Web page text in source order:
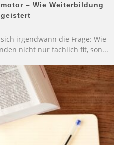
– Wie Weiterbildung
irgendwann die Frage: Wie
nicht nur fachlich fit, son...